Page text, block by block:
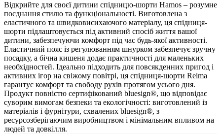
Відкрийте для своєї дитини спідницю-шорти Hamos – розумне
поєднання стилю та функціональності. Виготовлена з
еластичного та швидковисихаючого матеріалу, ця спідниця-
шорти підлаштовується під активний спосіб життя вашої
дитини, забезпечуючи комфорт під час будь-якої активності.
Еластичний пояс із регулюванням шнурком забезпечує зручну
посадку, а бічна кишеня додає практичності для маленьких
необхідностей. Ідеально підходить для повсякденних пригод і
активних ігор на свіжому повітрі, ця спідниця-шорти Reima
гарантує комфорт та свободу рухів протягом усього дня.
Продукт повністю сертифікований bluesign®, що відповідає
суворим вимогам безпеки та екологічності: виготовлений із
матеріалів і фурнітури, схвалених bluesign®, з
ресурсозберігаючим виробництвом і мінімальним впливом на
людей та довкілля.